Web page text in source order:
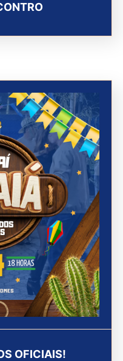
OFICIAIS!